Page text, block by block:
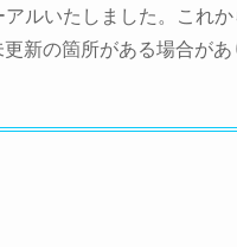
ルいたしました。これ
新の箇所がある場合が